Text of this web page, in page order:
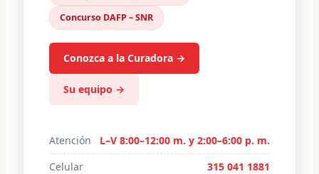
Concurso DAFP – SNR
Conozca a la Curadora →
Su equipo →
Atención
L–V 8:00–12:00 m. y 2:00–6:00 p. m.
Celular
315 041 1881